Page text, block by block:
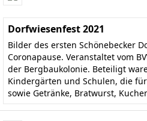
Dorfwiesenfest 2021
Bilder des ersten Schönebecker
Coronapause. Veranstaltet vom
der Bergbaukolonie. Beteiligt
Kindergärten und Schulen, die
sowie Getränke, Bratwurst,